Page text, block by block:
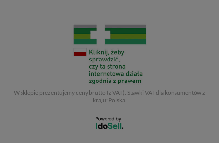
W sklepie prezentujemy ceny brutto (z VAT). Stawki VAT dla konsumentów z
kraju: Polska.